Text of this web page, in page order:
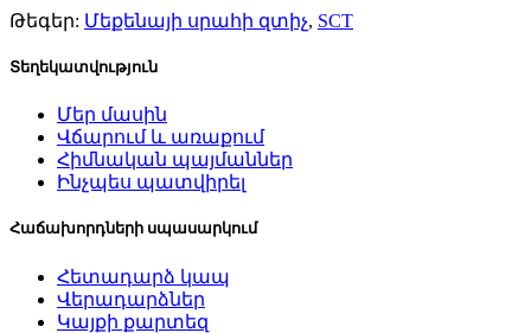
Թեգեր: Մեքենայի սրահի զտիչ, SCT
Տեղեկատվություն
Մեր մասին
Վճարում և առաքում
Հիմնական պայմաններ
Ինչպես պատվիրել
Հաճախորդների սպասարկում
Հետադարձ կապ
Վերադարձներ
Կայքի քարտեզ